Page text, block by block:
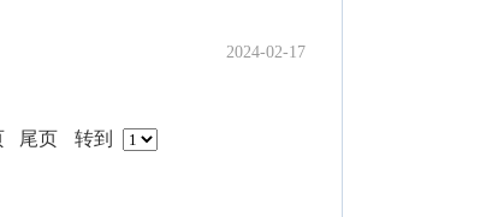
2024-02-17
尾页 转到